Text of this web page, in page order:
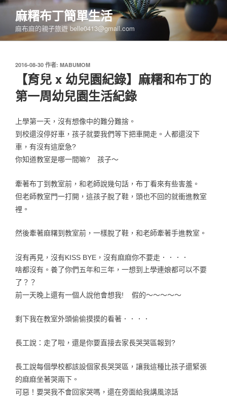
跳
要
麻糬布丁簡單生活
麻布麻的親子旅遊 belle0413@gmail.com
發
2016-08-30 作者: MABUMOM
【育兒 x 幼兒園紀錄】麻糬和布丁的
第一周幼兒園生活紀錄
上學第一天，沒有想像中的難分難捨。
到校還沒停好車，孩子就要我們等下把車開走。人都還沒下
車，有沒有這麼急?
你知道教室是哪一間嘛? 孩子～
牽著布丁到教室前，和老師說幾句話，布丁看來有些害羞。
但老師教室門一打開，這孩子脫了鞋，頭也不回的就衝進教室
裡。
然後牽著麻糬到教室前，一樣脫了鞋，和老師牽著手進教室。
沒有再見，沒有KISS BYE，沒有麻麻你不要走．．．．
啥都沒有。養了你們五年和三年，一想到上學連娘都可以不要
了？？
前一天晚上還有一個人說他會想我! 假的～～～～～
剩下我在教室外頭偷偷摸摸的看著．．．．
長工說：走了啦，還是你要直接去家長哭哭區報到?
長工說每個學校都該設個家長哭哭區，讓我這種比孩子還緊張
的麻麻坐著哭兩下。
可惡！要哭我不會回家哭嗎，還在旁面給我講風涼話